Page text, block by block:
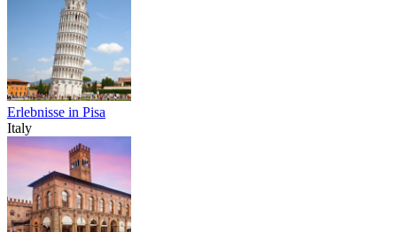
Erlebnisse in Pisa
Italy